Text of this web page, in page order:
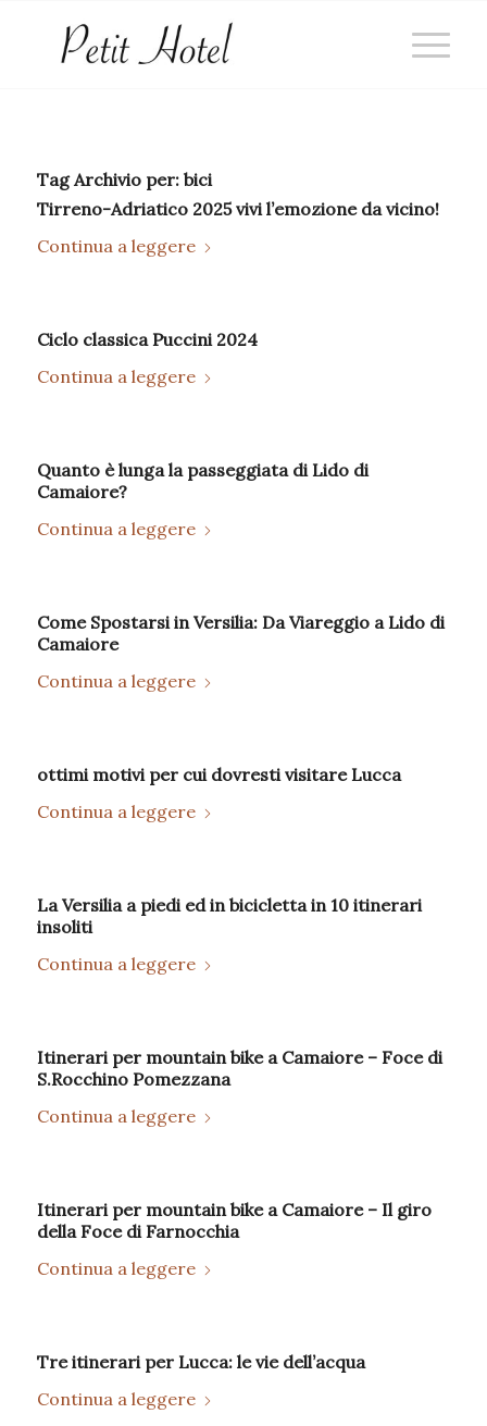
Tag Archivio per: bici
Tirreno-Adriatico 2025 vivi l’emozione da vicino!
Continua a leggere
Ciclo classica Puccini 2024
Continua a leggere
Quanto è lunga la passeggiata di Lido di
Camaiore?
Continua a leggere
Come Spostarsi in Versilia: Da Viareggio a Lido di
Camaiore
Continua a leggere
ottimi motivi per cui dovresti visitare Lucca
Continua a leggere
La Versilia a piedi ed in bicicletta in 10 itinerari
insoliti
Continua a leggere
Itinerari per mountain bike a Camaiore – Foce di
S.Rocchino Pomezzana
Continua a leggere
Itinerari per mountain bike a Camaiore – Il giro
della Foce di Farnocchia
Continua a leggere
Tre itinerari per Lucca: le vie dell’acqua
Continua a leggere